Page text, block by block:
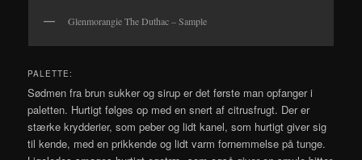
Glenmorangie The Duthac – Sample
PALETTE:
Sødmen fra brun sukker og sirup er det første man opfanger i
paletten. Hurtigt følges op med en snert af citrusfrugt. Der er
stærke krydderier, som peber og lidt kanel, som hurtigt giver sig
til kende, med en prikkende og lidt varm fornemmelse på tunge.